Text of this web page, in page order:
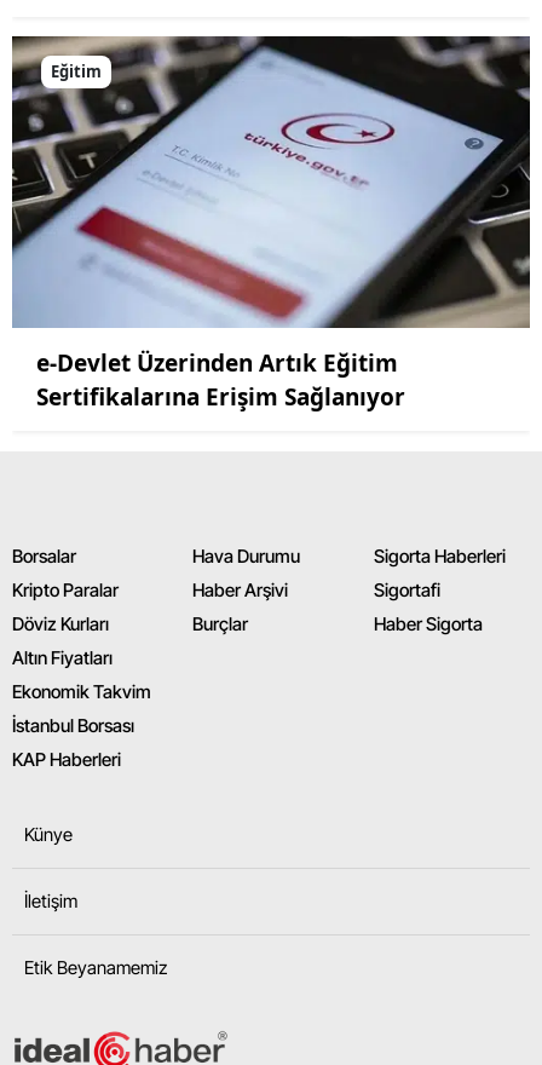
Eğitim
e-Devlet Üzerinden Artık Eğitim
Sertifikalarına Erişim Sağlanıyor
Borsalar
Kripto Paralar
Döviz Kurları
Altın Fiyatları
Ekonomik Takvim
İstanbul Borsası
KAP Haberleri
Hava Durumu
Haber Arşivi
Burçlar
Sigorta Haberleri
Sigortafi
Haber Sigorta
Künye
İletişim
Etik Beyanamemiz